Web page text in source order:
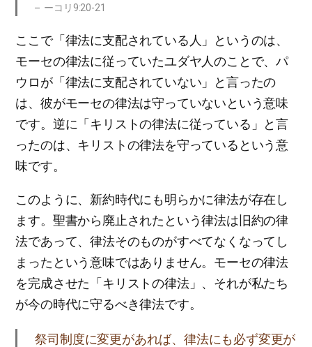
ーコリ9:20-21
ここで「律法に支配されている人」というのは、
モーセの律法に従っていたユダヤ人のことで、パ
ウロが「律法に支配されていない」と言ったの
は、彼がモーセの律法は守っていないという意味
です。逆に「キリストの律法に従っている」と言
ったのは、キリストの律法を守っているという意
味です。
このように、新約時代にも明らかに律法が存在し
ます。聖書から廃止されたという律法は旧約の律
法であって、律法そのものがすべてなくなってし
まったという意味ではありません。モーセの律法
を完成させた「キリストの律法」、それが私たち
が今の時代に守るべき律法です。
祭司制度に変更があれば、律法にも必ず変更が